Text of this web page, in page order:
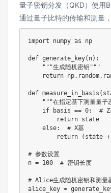
量子密钥分发（QKD）使用
通过量子比特的传输和测量
import numpy as np
def generate_key( n) :
"""生成随机密钥"""
return np. random.
def measure_in_basis (
"""在指定基下测量量
if basis == 0:
# Z
return state
else:
# X基
return
( state +
# 参数设置
n = 100 # 密钥长度
# Alice生成随机密钥和测量
alice_key =